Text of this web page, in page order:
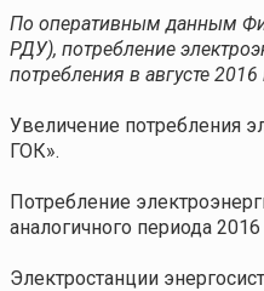
По оперативным данным
РДУ), потребление
потребления в августе 2016
Увеличение потребления
ГОК».
Потребление
аналогичного периода
Электростанции